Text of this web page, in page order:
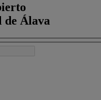
de Álava